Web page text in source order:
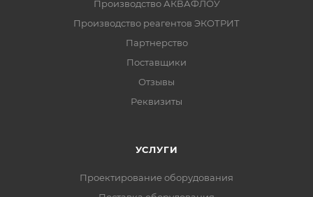
Производство АКВАФЛОУ
Производство реагентов ЭКОТРИТ
Партнерство
Поставщики
Отзывы
Реквизиты
УСЛУГИ
Проектирование оборудования